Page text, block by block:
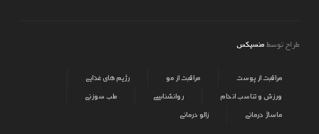
طراح توسط منسیکس
مراقبت از پوست مراقبت از مو
رژیم های غذایی
ورزش و تناسب اندام
روانشناسی
طب سوزنی
ماساژ درمانی
زالو درمانی